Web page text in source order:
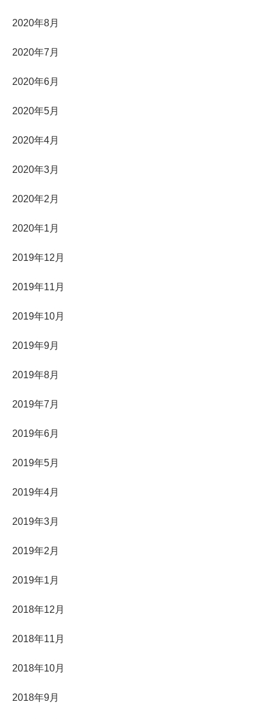
2020年8月
2020年7月
2020年6月
2020年5月
2020年4月
2020年3月
2020年2月
2020年1月
2019年12月
2019年11月
2019年10月
2019年9月
2019年8月
2019年7月
2019年6月
2019年5月
2019年4月
2019年3月
2019年2月
2019年1月
2018年12月
2018年11月
2018年10月
2018年9月